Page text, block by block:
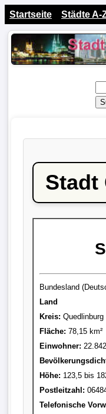
Startseite Städte A-
Stadt
Bundesland
Land
Kreis: Quedlinburg
Fläche: 78,15 km²
Einwohner:
Höhe: 123,5 bis
Postleitzahl:
Telefonische